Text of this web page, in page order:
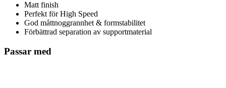
Matt finish
Perfekt för High Speed
God måttnoggrannhet & formstabilitet
Förbättrad separation av supportmaterial
Passar med